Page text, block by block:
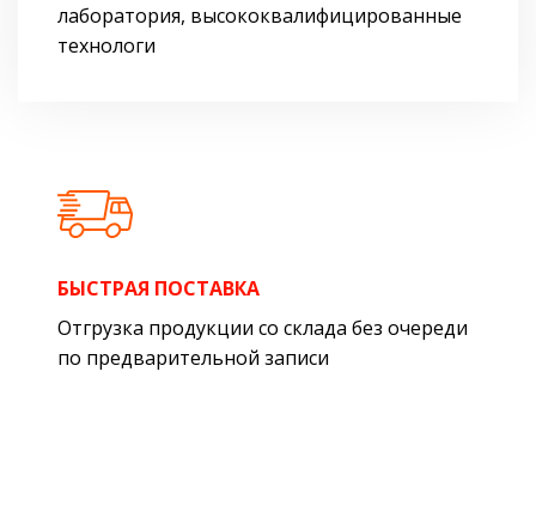
лаборатория, высококвалифицированные
технологи
БЫСТРАЯ ПОСТАВКА
Отгрузка продукции со склада без очереди
по предварительной записи